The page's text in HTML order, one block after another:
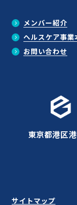
メンバー紹介
ヘルスケア事業
お問い合わせ
東京都港区
サイトマップ